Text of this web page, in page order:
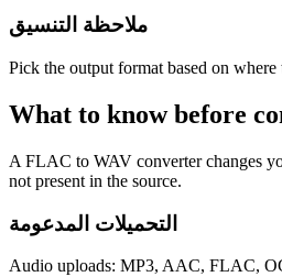
ملاحظة التنسيق
Pick the output format based on
What to know before
A FLAC to WAV converter changes
not present in the source.
التحميلات المدعومة
Audio uploads: MP3, AAC, FLAC,